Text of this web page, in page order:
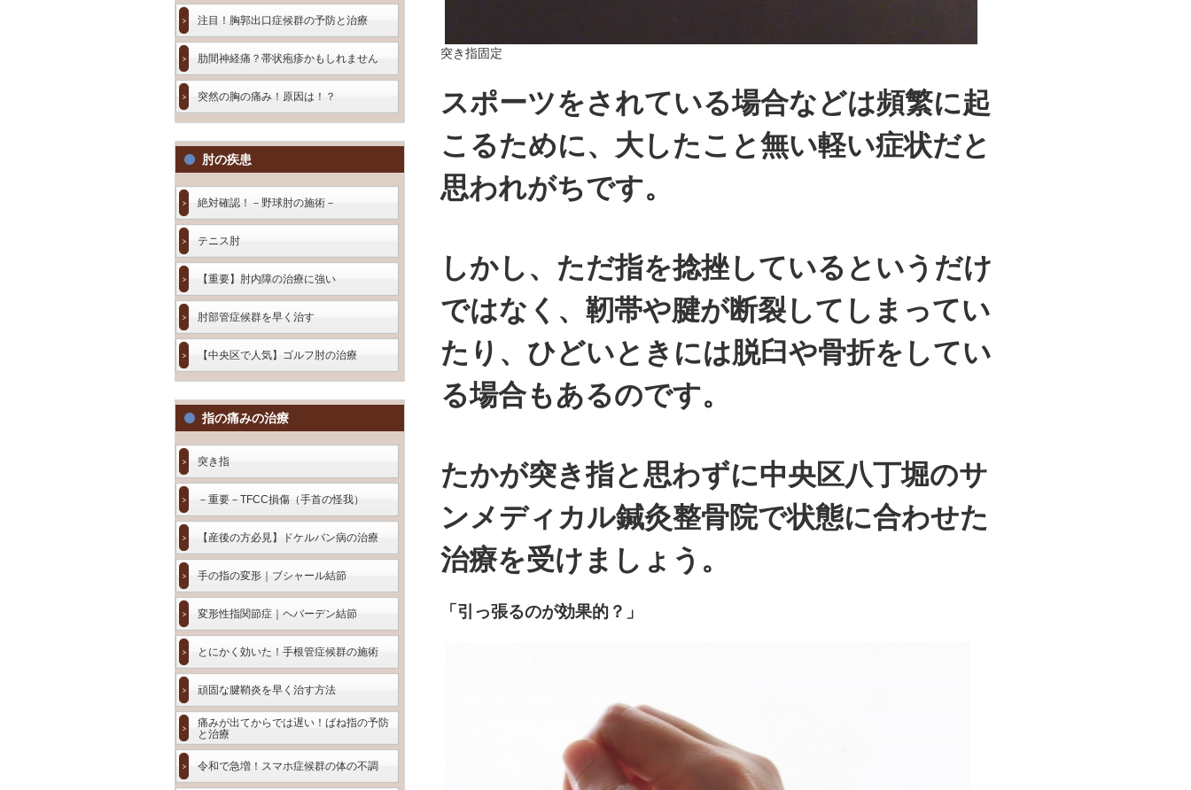
注目！胸郭出口症候群の予防と治療
肋間神経痛？帯状疱疹かもしれません
突然の胸の痛み！原因は！？
肘の疾患
絶対確認！－野球肘の施術－
テニス肘
【重要】肘内障の治療に強い
肘部管症候群を早く治す
【中央区で人気】ゴルフ肘の治療
指の痛みの治療
突き指
－重要－TFCC損傷（手首の怪我）
【産後の方必見】ドケルバン病の治療
手の指の変形｜ブシャール結節
変形性指関節症｜ヘバーデン結節
とにかく効いた！手根管症候群の施術
頑固な腱鞘炎を早く治す方法
痛みが出てからでは遅い！ばね指の予防
と治療
令和で急増！スマホ症候群の体の不調
突き指固定
スポーツをされている場合などは頻繁に起
こるために、大したこと無い軽い症状だと
思われがちです。
しかし、ただ指を捻挫しているというだけ
ではなく、靭帯や腱が断裂してしまってい
たり、ひどいときには脱臼や骨折をしてい
る場合もあるのです。
たかが突き指と思わずに中央区八丁堀のサ
ンメディカル鍼灸整骨院で状態に合わせた
治療を受けましょう。
「引っ張るのが効果的？」